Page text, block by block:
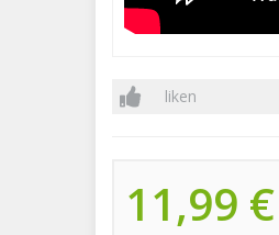
liken
11,99 €